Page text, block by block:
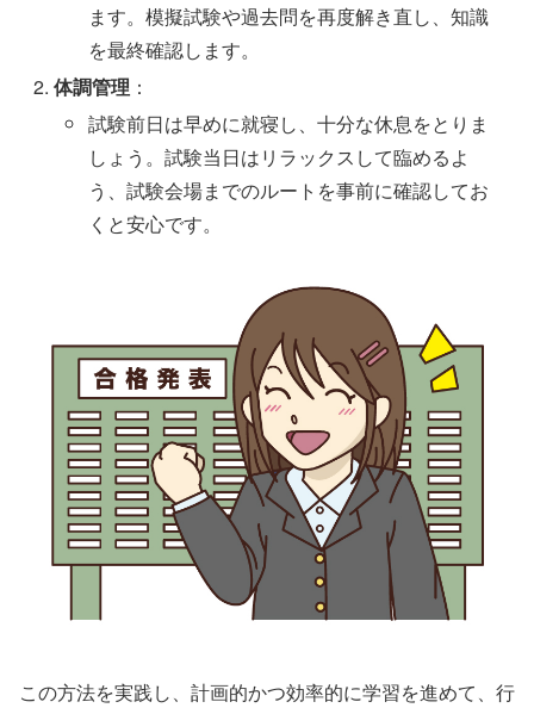
ます。模擬試験や過去問を再度解き直し、知識
を最終確認します。
体調管理 ：
試験前日は早めに就寝し、十分な休息をとりま
しょう。試験当日はリラックスして臨めるよ
う、試験会場までのルートを事前に確認してお
くと安心です。
この方法を実践し、計画的かつ効率的に学習を進めて、行